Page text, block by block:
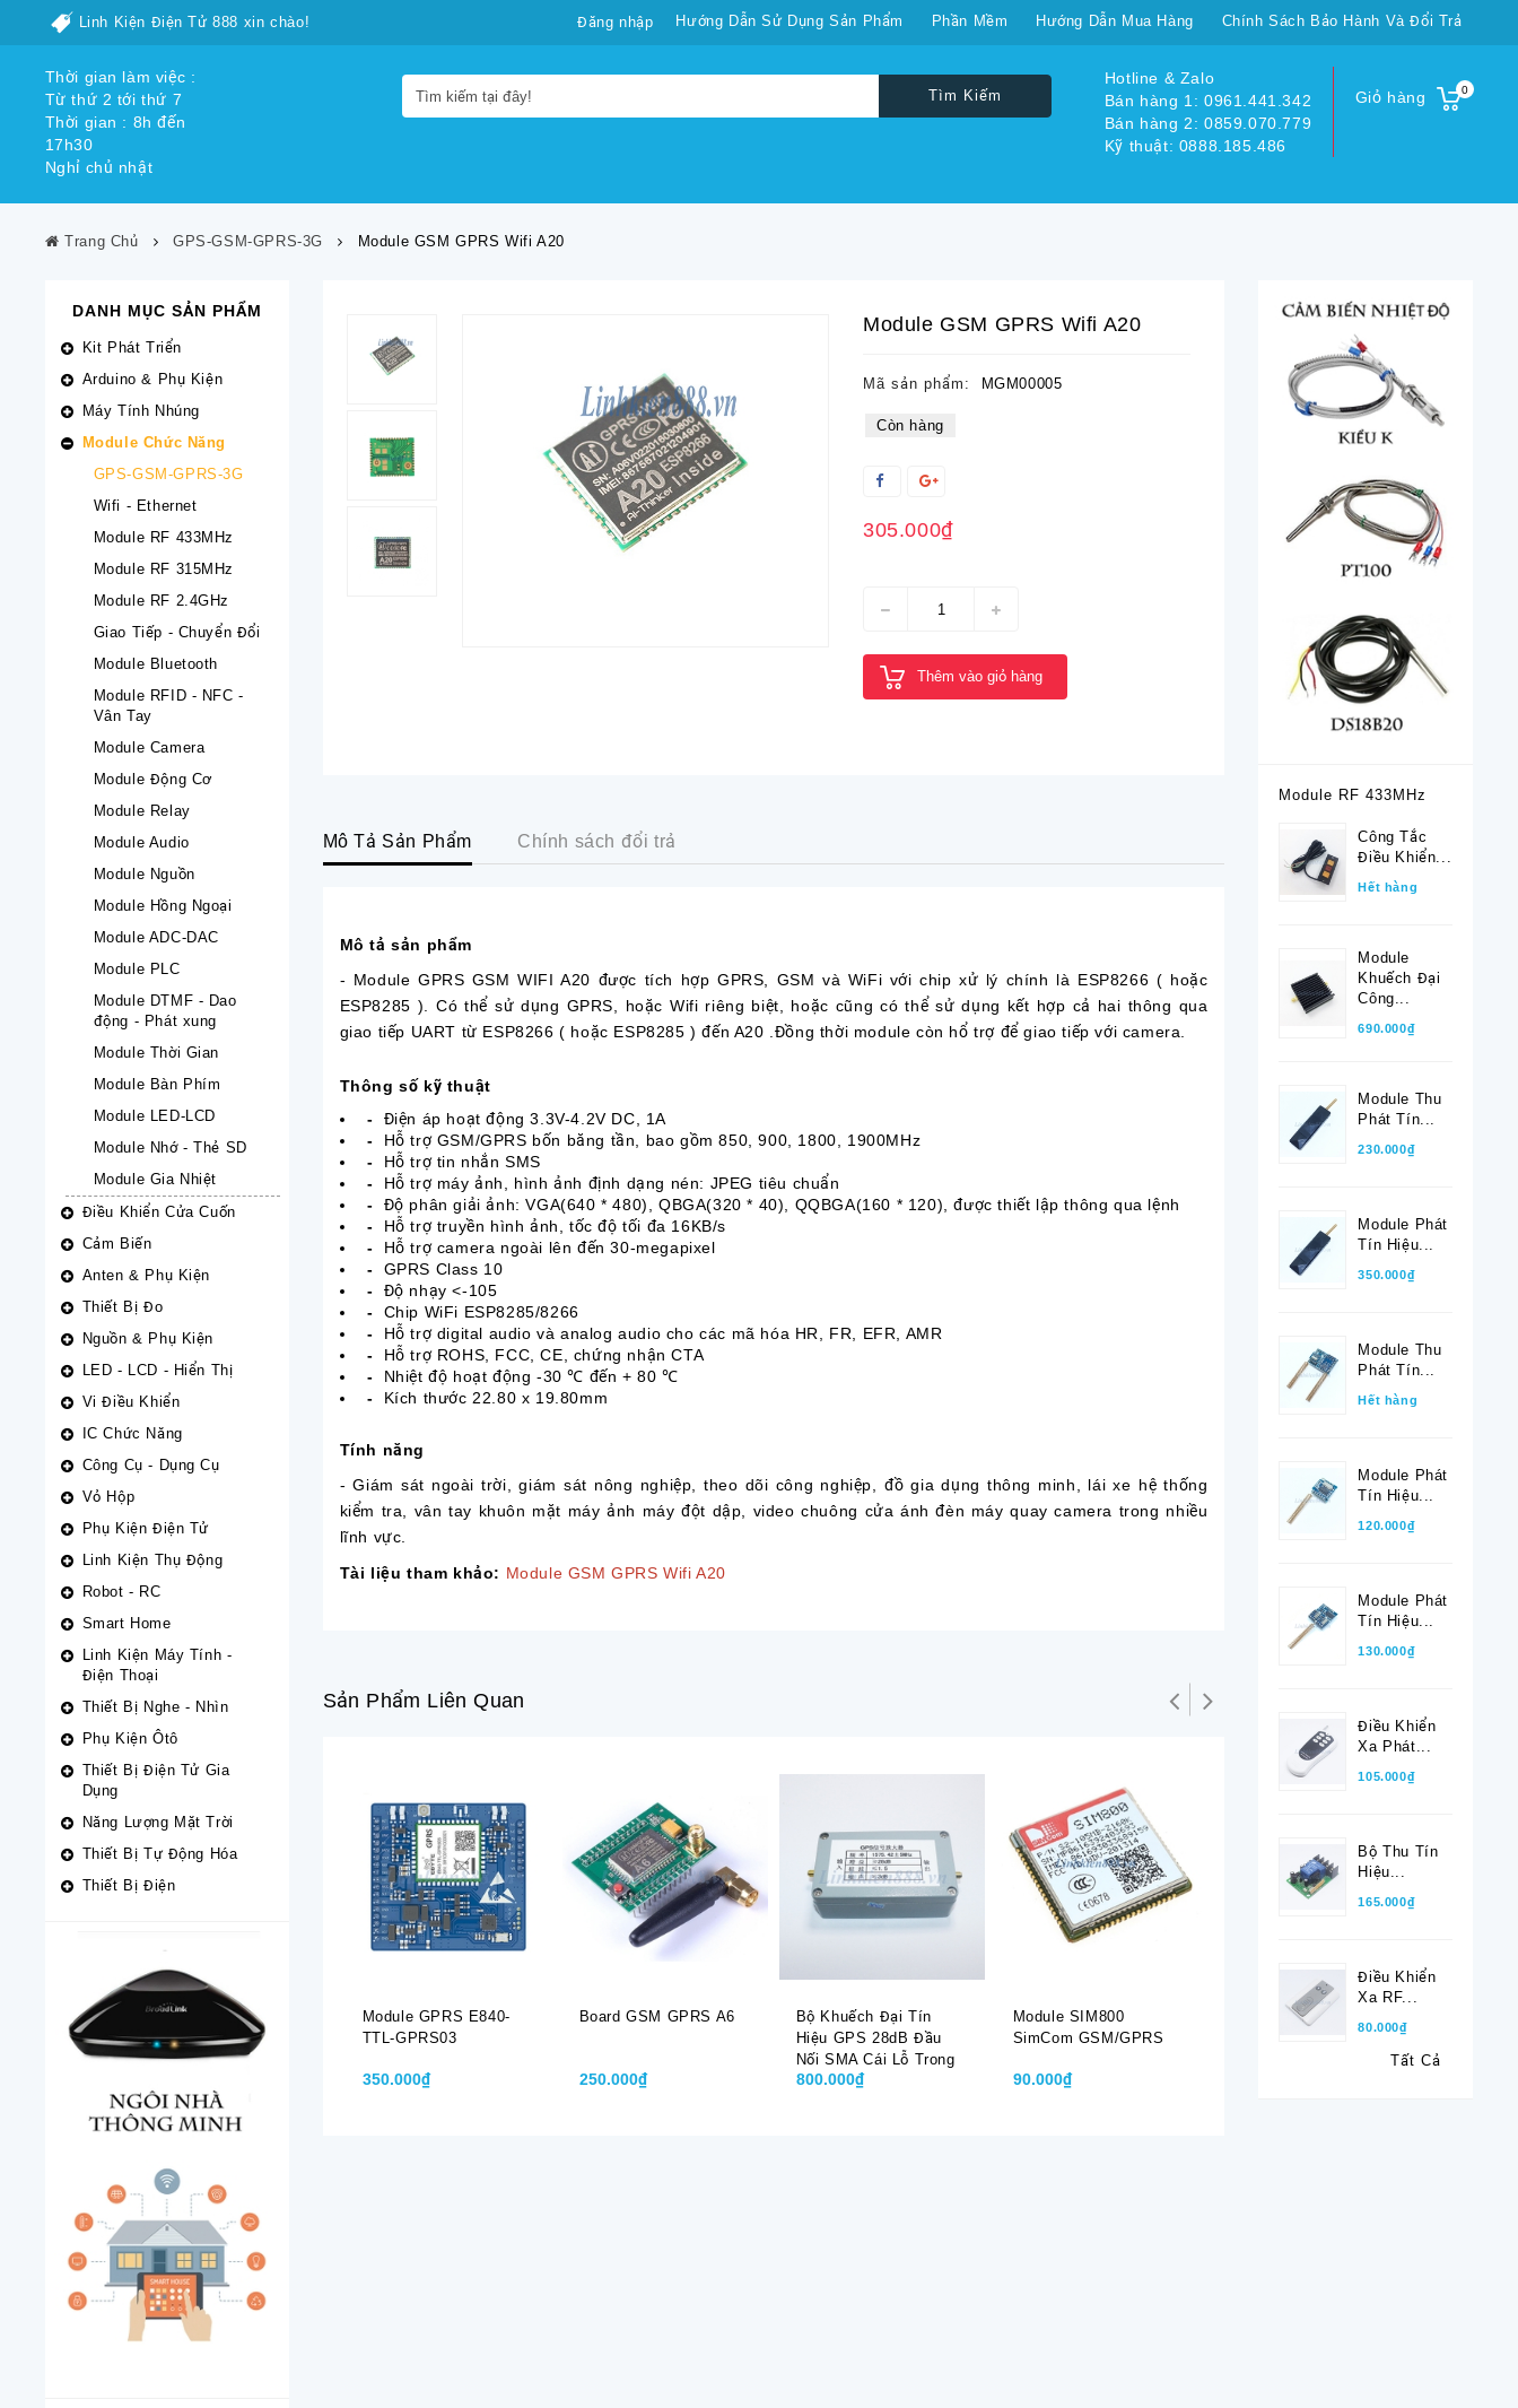
Linh Kiện Điện Tử 888 xin chào! Hướng Dẫn Sử Dụng Sản Phẩm Phần Mềm Hướng Dẫn Mua Hàng Chính Sách Bảo Hành Và Đổi Trả
Đăng nhập
Thời gian làm việc :
Từ thứ 2 tới thứ 7
Thời gian : 8h đến
17h30
Nghỉ chủ nhật
Giỏ hàng 0
Hotline & Zalo
Bán hàng 1: 0961.441.342
Bán hàng 2: 0859.070.779
Kỹ thuật: 0888.185.486
Tìm Kiếm
Trang Chủ GPS-GSM-GPRS-3G Module GSM GPRS Wifi A20
DANH MỤC SẢN PHẨM
Kit Phát Triển
Arduino & Phụ Kiện
Máy Tính Nhúng
Module Chức Năng
GPS-GSM-GPRS-3G
Wifi - Ethernet
Module RF 433MHz
Module RF 315MHz
Module RF 2.4GHz
Giao Tiếp - Chuyển Đổi
Module Bluetooth
Module RFID - NFC -
Vân Tay
Module Camera
Module Động Cơ
Module Relay
Module Audio
Module Nguồn
Module Hồng Ngoại
Module ADC-DAC
Module PLC
Module DTMF - Dao
động - Phát xung
Module Thời Gian
Module Bàn Phím
Module LED-LCD
Module Nhớ - Thẻ SD
Module Gia Nhiệt
Điều Khiển Cửa Cuốn
Cảm Biến
Anten & Phụ Kiện
Thiết Bị Đo
Nguồn & Phụ Kiện
LED - LCD - Hiển Thị
Vi Điều Khiển
IC Chức Năng
Công Cụ - Dụng Cụ
Vỏ Hộp
Phụ Kiện Điện Tử
Linh Kiện Thụ Động
Robot - RC
Smart Home
Linh Kiện Máy Tính -
Điện Thoại
Thiết Bị Nghe - Nhìn
Phụ Kiện Ôtô
Thiết Bị Điện Tử Gia
Dụng
Năng Lượng Mặt Trời
Thiết Bị Tự Động Hóa
Thiết Bị Điện
Module GSM GPRS Wifi A20
Mã sản phẩm: MGM00005
Còn hàng
305.000₫
Thêm vào giỏ hàng
Mô Tả Sản Phẩm Chính sách đổi trả
Mô tả sản phẩm
- Module GPRS GSM WIFI A20 được tích hợp GPRS, GSM và WiFi với chip xử lý chính là ESP8266 ( hoặc
ESP8285 ). Có thể sử dụng GPRS, hoặc Wifi riêng biệt, hoặc cũng có thể sử dụng kết hợp cả hai thông qua
giao tiếp UART từ ESP8266 ( hoặc ESP8285 ) đến A20 .Đồng thời module còn hổ trợ để giao tiếp với camera.
Thông số kỹ thuật
- Điện áp hoạt động 3.3V-4.2V DC, 1A
- Hỗ trợ GSM/GPRS bốn băng tần, bao gồm 850, 900, 1800, 1900MHz
- Hỗ trợ tin nhắn SMS
- Hỗ trợ máy ảnh, hình ảnh định dạng nén: JPEG tiêu chuẩn
- Độ phân giải ảnh: VGA(640 * 480), QBGA(320 * 40), QQBGA(160 * 120), được thiết lập thông qua lệnh
- Hỗ trợ truyền hình ảnh, tốc độ tối đa 16KB/s
- Hỗ trợ camera ngoài lên đến 30-megapixel
- GPRS Class 10
- Độ nhạy <-105
- Chip WiFi ESP8285/8266
- Hỗ trợ digital audio và analog audio cho các mã hóa HR, FR, EFR, AMR
- Hỗ trợ ROHS, FCC, CE, chứng nhận CTA
- Nhiệt độ hoạt động -30 ℃ đến + 80 ℃
- Kích thước 22.80 x 19.80mm
Tính năng
- Giám sát ngoài trời, giám sát nông nghiệp, theo dõi công nghiệp, đồ gia dụng thông minh, lái xe hệ thống
kiểm tra, vân tay khuôn mặt máy ảnh máy đột dập, video chuông cửa ánh đèn máy quay camera trong nhiều
lĩnh vực.
Tài liệu tham khảo: Module GSM GPRS Wifi A20
Sản Phẩm Liên Quan
Module GPRS E840-
TTL-GPRS03
350.000₫
Board GSM GPRS A6
250.000₫
Bộ Khuếch Đại Tín
Hiệu GPS 28dB Đầu
Nối SMA Cái Lỗ Trong
800.000₫
Module SIM800
SimCom GSM/GPRS
90.000₫
Module SIM7000C
Module RF 433MHz
Công Tắc
Điều Khiển...
Hết hàng
Module
Khuếch Đại
Công...
690.000₫
Module Thu
Phát Tín...
230.000₫
Module Phát
Tín Hiệu...
350.000₫
Module Thu
Phát Tín...
Hết hàng
Module Phát
Tín Hiệu...
120.000₫
Module Phát
Tín Hiệu...
130.000₫
Điều Khiển
Xa Phát...
105.000₫
Bộ Thu Tín
Hiệu...
165.000₫
Điều Khiển
Xa RF...
80.000₫
Tất Cả